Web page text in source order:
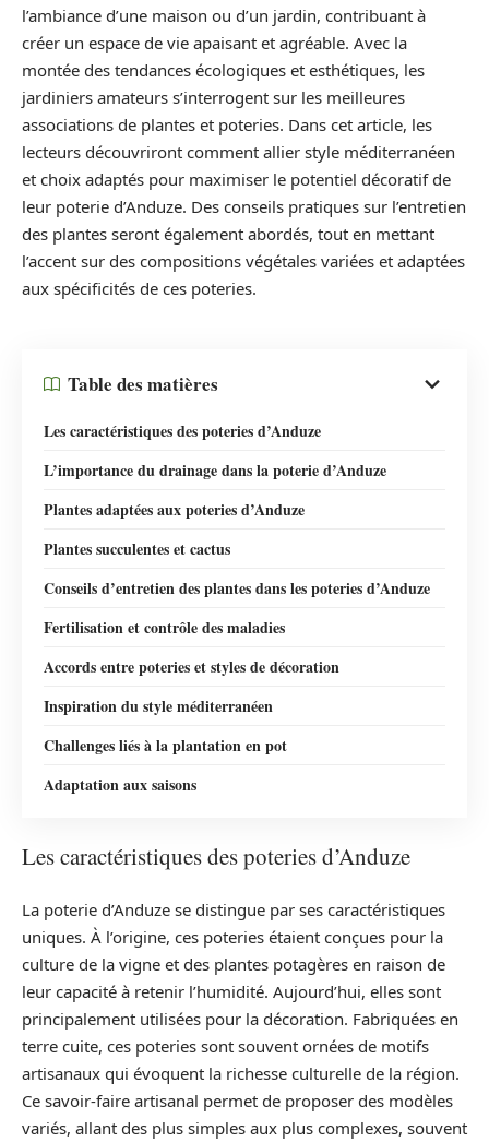
l’ambiance d’une maison ou d’un jardin, contribuant à
créer un espace de vie apaisant et agréable. Avec la
montée des tendances écologiques et esthétiques, les
jardiniers amateurs s’interrogent sur les meilleures
associations de plantes et poteries. Dans cet article, les
lecteurs découvriront comment allier style méditerranéen
et choix adaptés pour maximiser le potentiel décoratif de
leur poterie d’Anduze. Des conseils pratiques sur l’entretien
des plantes seront également abordés, tout en mettant
l’accent sur des compositions végétales variées et adaptées
aux spécificités de ces poteries.
Table des matières
Les caractéristiques des poteries d’Anduze
L’importance du drainage dans la poterie d’Anduze
Plantes adaptées aux poteries d’Anduze
Plantes succulentes et cactus
Conseils d’entretien des plantes dans les poteries d’Anduze
Fertilisation et contrôle des maladies
Accords entre poteries et styles de décoration
Inspiration du style méditerranéen
Challenges liés à la plantation en pot
Adaptation aux saisons
Les caractéristiques des poteries d’Anduze
La poterie d’Anduze se distingue par ses caractéristiques
uniques. À l’origine, ces poteries étaient conçues pour la
culture de la vigne et des plantes potagères en raison de
leur capacité à retenir l’humidité. Aujourd’hui, elles sont
principalement utilisées pour la décoration. Fabriquées en
terre cuite, ces poteries sont souvent ornées de motifs
artisanaux qui évoquent la richesse culturelle de la région.
Ce savoir-faire artisanal permet de proposer des modèles
variés, allant des plus simples aux plus complexes, souvent